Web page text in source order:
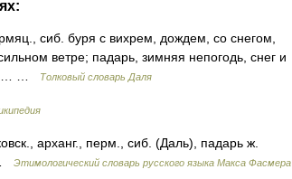
сиб. буря с вихрем, дождем, со снегом,
ветре; падарь, зимняя непогодь, снег и
…
Толковый словарь Даля
арханг., перм., сиб. (Даль), падарь ж.
Этимологический словарь русского языка Макса Фасмера